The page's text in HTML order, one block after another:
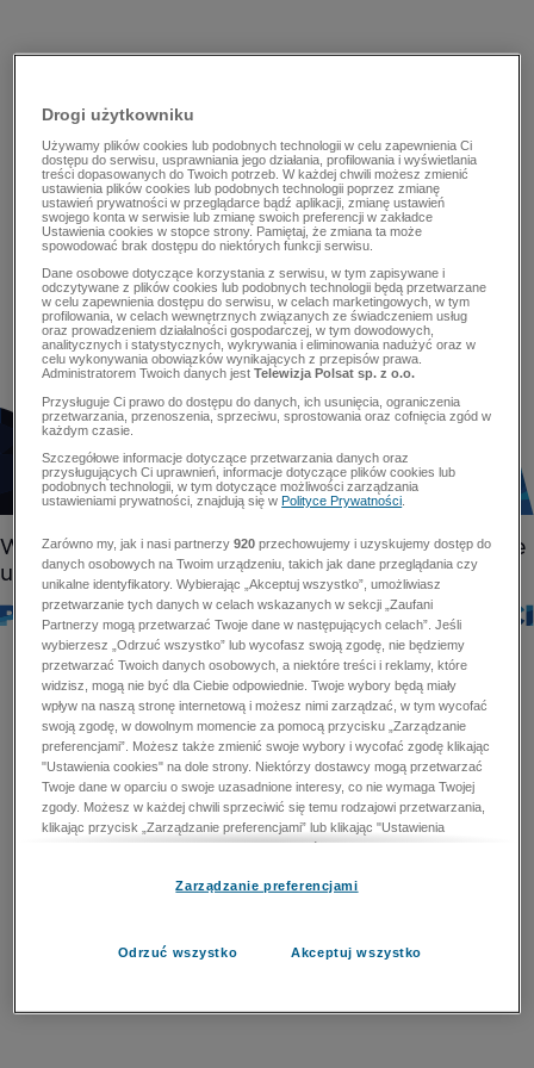
Drogi użytkowniku
Używamy plików cookies lub podobnych technologii w celu zapewnienia Ci
dostępu do serwisu, usprawniania jego działania, profilowania i wyświetlania
treści dopasowanych do Twoich potrzeb. W każdej chwili możesz zmienić
ustawienia plików cookies lub podobnych technologii poprzez zmianę
ustawień prywatności w przeglądarce bądź aplikacji, zmianę ustawień
swojego konta w serwisie lub zmianę swoich preferencji w zakładce
Ustawienia cookies w stopce strony. Pamiętaj, że zmiana ta może
spowodować brak dostępu do niektórych funkcji serwisu.
Dane osobowe dotyczące korzystania z serwisu, w tym zapisywane i
odczytywane z plików cookies lub podobnych technologii będą przetwarzane
w celu zapewnienia dostępu do serwisu, w celach marketingowych, w tym
profilowania, w celach wewnętrznych związanych ze świadczeniem usług
oraz prowadzeniem działalności gospodarczej, w tym dowodowych,
analitycznych i statystycznych, wykrywania i eliminowania nadużyć oraz w
celu wykonywania obowiązków wynikających z przepisów prawa.
Administratorem Twoich danych jestTelewizja Polsat sp. z o.o.
Przysługuje Ci prawo do dostępu do danych, ich usunięcia, ograniczenia
przetwarzania, przenoszenia, sprzeciwu, sprostowania oraz cofnięcia zgód w
każdym czasie.
Szczegółowe informacje dotyczące przetwarzania danych oraz
przysługujących Ci uprawnień, informacje dotyczące plików cookies lub
podobnych technologii, w tym dotyczące możliwości zarządzania
ustawieniami prywatności, znajdują się wPolityce Prywatności
Zarówno my, jak i nasi partnerzy920 przechowujemy i uzyskujemy dostęp do
danych osobowych na Twoim urządzeniu, takich jak dane przeglądania czy
unikalne identyfikatory. Wybierając „Akceptuj wszystko”, umożliwiasz
przetwarzanie tych danych w celach wskazanych w sekcji „Zaufani
Partnerzy mogą przetwarzać Twoje dane w następujących celach”. Jeśli
wybierzesz „Odrzuć wszystko” lub wycofasz swoją zgodę, nie będziemy
przetwarzać Twoich danych osobowych, a niektóre treści i reklamy, które
widzisz, mogą nie być dla Ciebie odpowiednie. Twoje wybory będą miały
wpływ na naszą stronę internetową i możesz nimi zarządzać, w tym wycofać
swoją zgodę, w dowolnym momencie za pomocą przycisku „Zarządzanie
preferencjami”. Możesz także zmienić swoje wybory i wycofać zgodę klikając
"Ustawienia cookies" na dole strony. Niektórzy dostawcy mogą przetwarzać
Twoje dane w oparciu o swoje uzasadnione interesy, co nie wymaga Twojej
zgody. Możesz w każdej chwili sprzeciwić się temu rodzajowi przetwarzania,
klikając przycisk „Zarządzanie preferencjami” lub klikając "Ustawienia
cookies" na dole strony. Nie możesz sprzeciwić się przetwarzaniu przez
zapobiegania oszustwom i naprawiania błędów, a w tym celu mogą zostać
przetwarzaniu danych osobowych w celu dostarczania i prezentacji reklam i
Zarządzanie preferencjami
Odrzuć wszystko Akceptuj wszystko